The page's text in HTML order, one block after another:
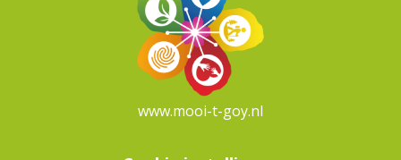
www.mooi-t-goy.nl